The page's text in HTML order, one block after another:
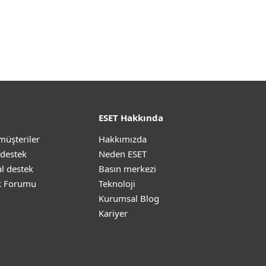
destek
Forumu
ESET Hakkında
Hakkımızda
Neden ESET
Basın merkezi
Teknoloji
Kurumsal Blog
Kariyer